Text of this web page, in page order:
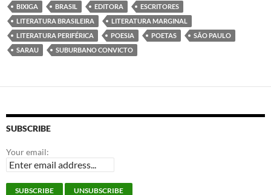
b
o
o
k
t
e
r
e
d
I
n
s
A
p
p
BIXIGA BRASIL EDITORA
ESCRITORES
LITERATURA BRASILEIRA
LITERATURA MARGINAL
LITERATURA PERIFÉRICA
POESIA POETAS
SÃO PAULO
SARAU
SUBURBANO CONVICTO
SUBSCRIBE
Your email: